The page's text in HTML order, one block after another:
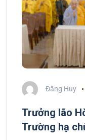
Đăng Huy
Trưởng lão
Trường hạ